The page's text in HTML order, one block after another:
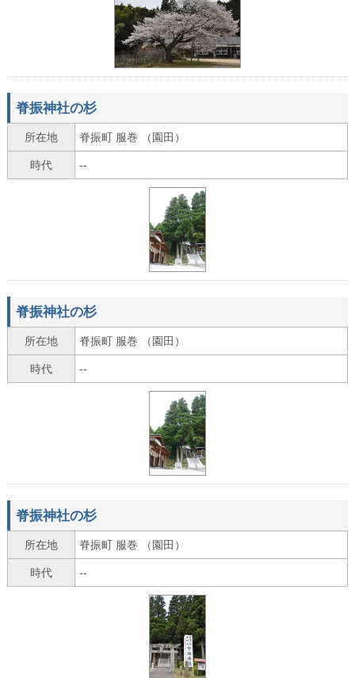
脊振神社の杉
所在地 脊振町 服巻 （園田）
時代 --
脊振神社の杉
所在地 脊振町 服巻 （園田）
時代 --
脊振神社の杉
所在地 脊振町 服巻 （園田）
時代 --